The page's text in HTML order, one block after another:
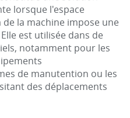
lorsque l'espace
la machine impose une
est utilisée dans de
notamment pour les
de manutention ou les
des déplacements